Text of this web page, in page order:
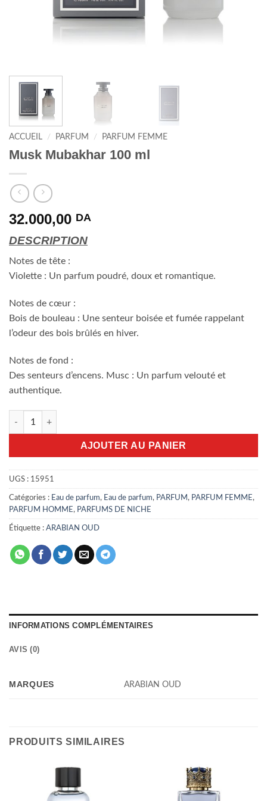
ACCUEIL / PARFUM / PARFUM FEMME
Musk Mubakhar 100 ml
32.000,00 DA
DESCRIPTION
Notes de tête :
Violette : Un parfum poudré, doux et romantique.
Notes de cœur :
Bois de bouleau : Une senteur boisée et fumée rappelant
l’odeur des bois brûlés en hiver.
Notes de fond :
Des senteurs d’encens. Musc : Un parfum velouté et
authentique.
quantité de Musk Mubakhar 100 ml
AJOUTER AU PANIER
UGS : 15951
Catégories : Eau de parfum, Eau de parfum, PARFUM , PARFUM FEMME ,
PARFUM HOMME , PARFUMS DE NICHE
Étiquette : ARABIAN OUD
INFORMATIONS COMPLÉMENTAIRES
AVIS (0)
MARQUES ARABIAN OUD
PRODUITS SIMILAIRES